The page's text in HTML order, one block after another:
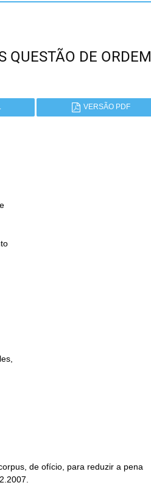
QUESTÃO DE ORDEM
VERSÃO PDF
de ofício, para reduzir a pena